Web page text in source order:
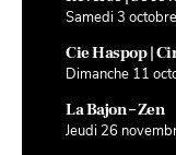
Samedi 3
Cie Haspop |
Dimanche 11
La Bajon – Zen
Jeudi 26